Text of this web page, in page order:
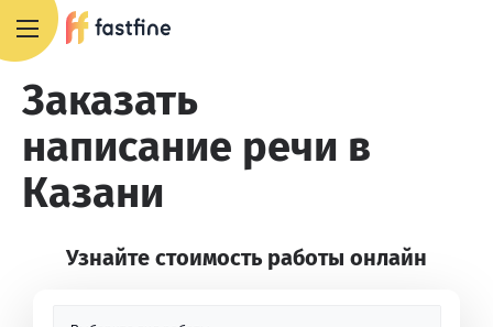
Заказать
написание речи в
Казани
Узнайте стоимость работы онлайн